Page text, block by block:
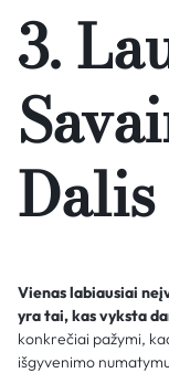
3.
Vienas labiausiai
yra tai, kas vyksta
konkrečiai pažymi,
išgyvenimo